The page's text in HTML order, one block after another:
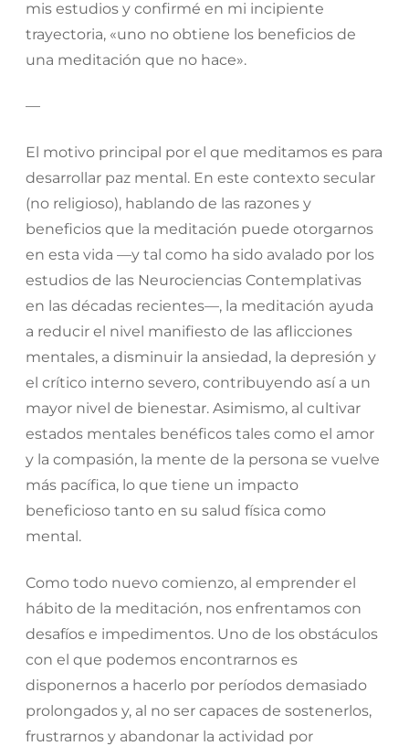
mis estudios y confirmé en mi incipiente
trayectoria, «uno no obtiene los beneficios de
una meditación que no hace».
—
El motivo principal por el que meditamos es para
desarrollar paz mental. En este contexto secular
(no religioso), hablando de las razones y
beneficios que la meditación puede otorgarnos
en esta vida —y tal como ha sido avalado por los
estudios de las Neurociencias Contemplativas
en las décadas recientes—, la meditación ayuda
a reducir el nivel manifiesto de las aflicciones
mentales, a disminuir la ansiedad, la depresión y
el crítico interno severo, contribuyendo así a un
mayor nivel de bienestar. Asimismo, al cultivar
estados mentales benéficos tales como el amor
y la compasión, la mente de la persona se vuelve
más pacífica, lo que tiene un impacto
beneficioso tanto en su salud física como
mental.
Como todo nuevo comienzo, al emprender el
hábito de la meditación, nos enfrentamos con
desafíos e impedimentos. Uno de los obstáculos
con el que podemos encontrarnos es
disponernos a hacerlo por períodos demasiado
prolongados y, al no ser capaces de sostenerlos,
frustrarnos y abandonar la actividad por